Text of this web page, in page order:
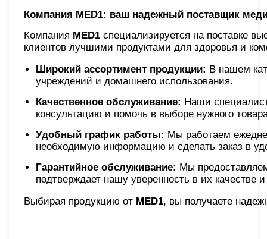
Компания MED1: ваш надежный поставщик
Компания MED1 специализируется на поставке
клиентов лучшими продуктами для здоровья и
Широкий ассортимент продукции: В нашем
учреждений и домашнего использования.​
Качественное обслуживание: Наши
консультацию и помочь в выборе нужного
Удобный график работы: Мы работаем
необходимую информацию и сделать заказ в
Гарантийное обслуживание: Мы
подтверждает нашу уверенность в их качестве
Выбирая продукцию от MED1, вы получаете